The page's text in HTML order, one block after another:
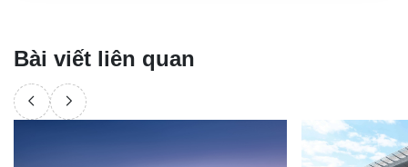
Bài viết liên quan